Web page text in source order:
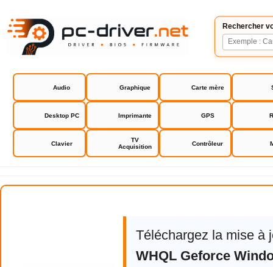
Rechercher
Audio Graphique Carte mère
Desktop PC Imprimante GPS
Clavier
TV
Acquisition
Contrôleur
NVIDIA GeForce Driver
Téléchargez la mise à
WHQL Geforce